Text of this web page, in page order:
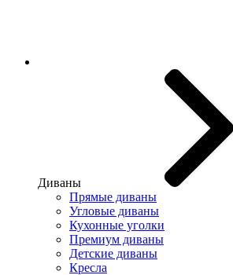
Диваны
Прямые диваны
Угловые диваны
Кухонные уголки
Премиум диваны
Детские диваны
Кресла